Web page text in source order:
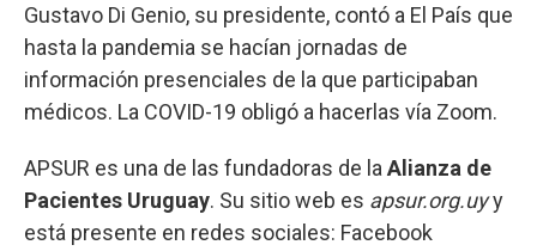
Gustavo Di Genio, su presidente, contó a El País que
hasta la pandemia se hacían jornadas de
información presenciales de la que participaban
médicos. La COVID-19 obligó a hacerlas vía Zoom.
APSUR es una de las fundadoras de la Alianza de
Pacientes Uruguay. Su sitio web es apsur.org.uyy
está presente en redes sociales: Facebook